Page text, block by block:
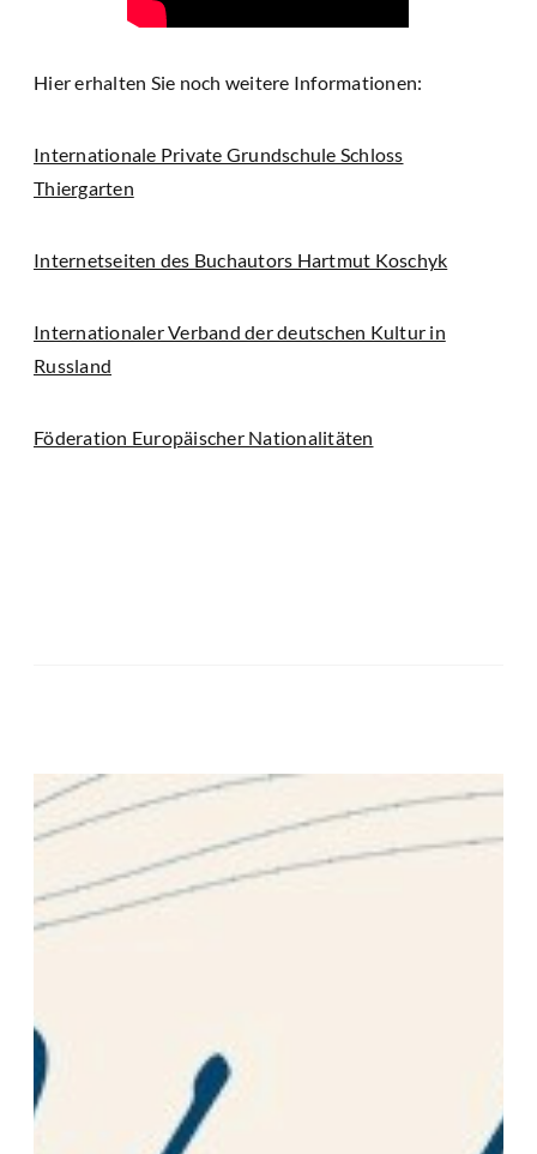
Hier erhalten Sie noch weitere Informationen:
Internationale Private Grundschule Schloss
Thiergarten
Internetseiten des Buchautors Hartmut Koschyk
Internationaler Verband der deutschen Kultur in
Russland
Föderation Europäischer Nationalitäten